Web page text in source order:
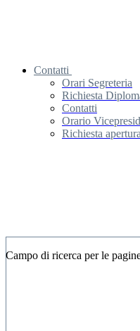
Contatti
Orari Segreteria
Richiesta
Contatti
Orario
Richiesta
Campo di ricerca per le